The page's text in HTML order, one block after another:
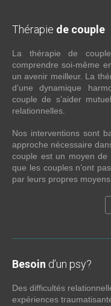
Thérapie de couple
La thérapie de
comprendre soi-même
un avenir meilleur. La
d’une dynamique
couple de s’aider
relationnelles.
Nos interventions sont
approche nécessaire
couple est un moyen
que les couples n’ont
par leurs propres moyens.
Besoin d’un psy?
Des difficultés
expériences